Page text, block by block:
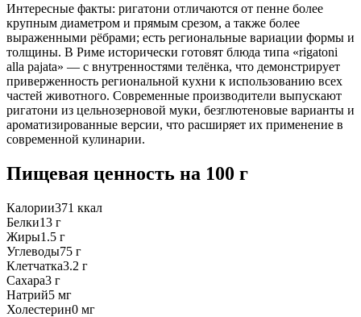
Интересные факты: ригатони отличаются от пенне более
крупным диаметром и прямым срезом, а также более
выраженными рёбрами; есть региональные вариации формы и
толщины. В Риме исторически готовят блюда типа «rigatoni
alla pajata» — с внутренностями телёнка, что демонстрирует
приверженность региональной кухни к использованию всех
частей животного. Современные производители выпускают
ригатони из цельнозерновой муки, безглютеновые варианты и
ароматизированные версии, что расширяет их применение в
современной кулинарии.
Пищевая ценность на 100 г
Калории371 ккал
Белки13 г
Жиры1.5 г
Углеводы75 г
Клетчатка3.2 г
Сахара3 г
Натрий5 мг
Холестерин0 мг